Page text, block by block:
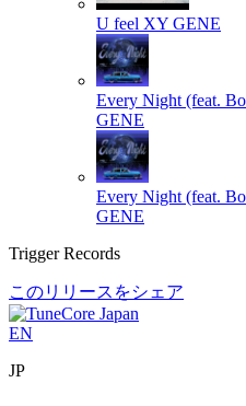
U feel XY GENE
Every Night (feat.
GENE
Every Night (feat.
GENE
Trigger Records
このリリースをシェア
EN
JP